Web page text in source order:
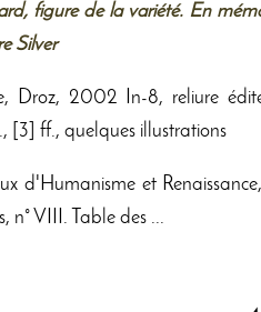
figure de la variété. En
Silver
Droz, 2002 In-8, reliure
[3] ff., quelques illustrations
d'Humanisme et
n° VIII. Table des ...